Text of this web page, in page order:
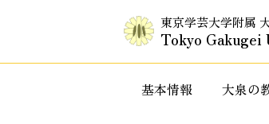
東京学芸大学附属
Tokyo
基本情報 大泉の